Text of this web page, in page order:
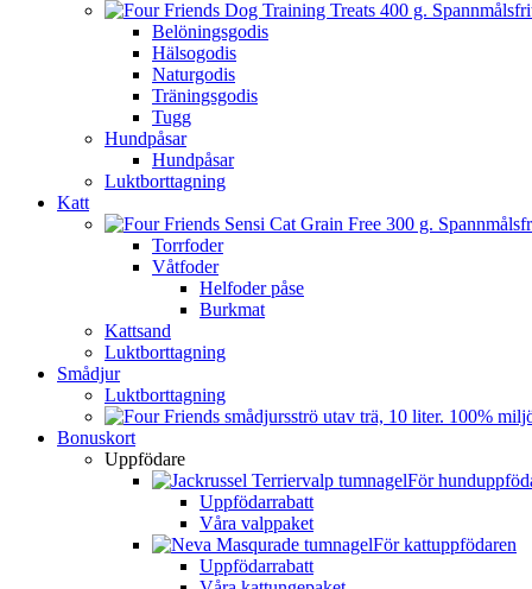
Belöningsgodis
Hälsogodis
Naturgodis
Träningsgodis
Tugg
Hundpåsar
Hundpåsar
Luktborttagning
Katt
Torrfoder
Våtfoder
Helfoder påse
Burkmat
Kattsand
Luktborttagning
Smådjur
Luktborttagning
Bonuskort
Uppfödare
För
Uppfödarrabatt
Våra valppaket
För kattuppfödaren
Uppfödarrabatt